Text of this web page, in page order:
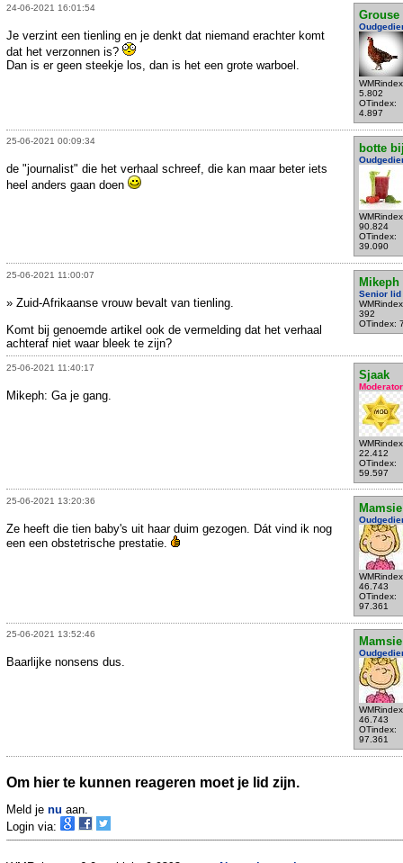
24-06-2021 16:01:54
Grouse
5.802
OTindex:
4.897
Je verzint een tienling en je denkt dat niemand erachter komt
dat het verzonnen is?
Dan is er geen steekje los, dan is het een grote warboel.
25-06-2021 00:09:34
botte
90.824
OTindex:
39.090
de "journalist" die het verhaal schreef, die kan maar beter iets
heel anders gaan doen
25-06-2021 11:00:07
Mikeph
Senior lid
392
OTindex:
» Zuid-Afrikaanse vrouw bevalt van tienling.
Komt bij genoemde artikel ook de vermelding dat het verhaal
achteraf niet waar bleek te zijn?
25-06-2021 11:40:17
Sjaak
Moderator
22.412
OTindex:
59.597
Mikeph: Ga je gang.
25-06-2021 13:20:36
Mamsie
46.743
OTindex:
97.361
Ze heeft die tien baby's uit haar duim gezogen. Dát vind ik nog
een een obstetrische prestatie.
25-06-2021 13:52:46
Mamsie
46.743
OTindex:
97.361
Baarlijke nonsens dus.
Om hier te kunnen reageren moet je lid zijn.
Meld je nu aan.
Login via: